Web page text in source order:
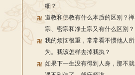
细？
道教和佛教有什么本质的区别？禅
宗、密宗和净土宗又有什么区别？
我的烦恼很重，常常看不惯他人所
为。我该怎样去掉我执？
如果下一生没有得到人身，那不就